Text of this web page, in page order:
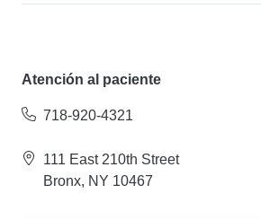
Atención al paciente
718-920-4321
111 East 210th Street
Bronx, NY 10467